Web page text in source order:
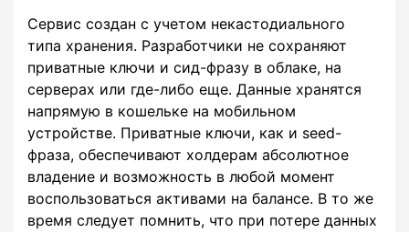
Сервис создан с учетом некастодиального
типа хранения. Разработчики не сохраняют
приватные ключи и сид-фразу в облаке, на
серверах или где-либо еще. Данные хранятся
напрямую в кошельке на мобильном
устройстве. Приватные ключи, как и seed-
фраза, обеспечивают холдерам абсолютное
владение и возможность в любой момент
воспользоваться активами на балансе. В то же
время следует помнить, что при потере данных